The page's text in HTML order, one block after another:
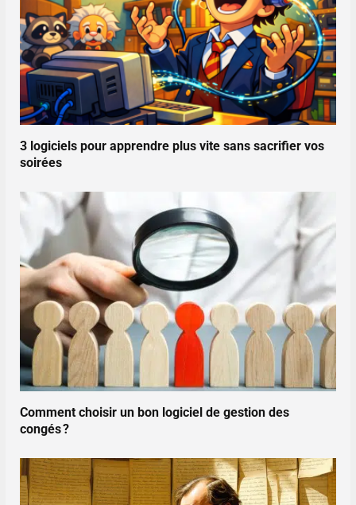
3 logiciels pour apprendre plus vite sans sacrifier vos
soirées
Comment choisir un bon logiciel de gestion des
congés ?